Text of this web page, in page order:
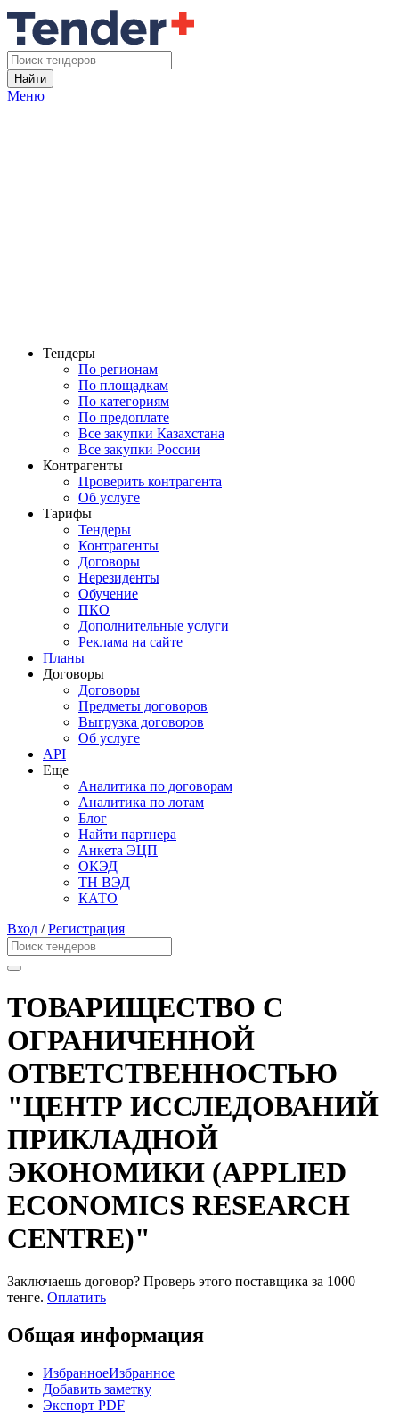
Найти
Меню
Тендеры
По регионам
По площадкам
По категориям
По предоплате
Все закупки Казахстана
Все закупки России
Контрагенты
Проверить контрагента
Об услуге
Тарифы
Тендеры
Контрагенты
Договоры
Нерезиденты
Обучение
ПКО
Дополнительные услуги
Реклама на сайте
Планы
Договоры
Договоры
Предметы договоров
Выгрузка договоров
Об услуге
API
Еще
Аналитика по договорам
Аналитика по лотам
Блог
Найти партнера
Анкета ЭЦП
ОКЭД
ТН ВЭД
КАТО
Вход /Регистрация
ТОВАРИЩЕСТВО С
ОГРАНИЧЕННОЙ
ОТВЕТСТВЕННОСТЬЮ
"ЦЕНТР ИССЛЕДОВАНИЙ
ПРИКЛАДНОЙ
ЭКОНОМИКИ (APPLIED
ECONOMICS RESEARCH
CENTRE)"
Заключаешь договор? Проверь этого поставщика за 1000
тенге. Оплатить
Общая информация
ИзбранноеИзбранное
Добавить заметку
Экспорт PDF